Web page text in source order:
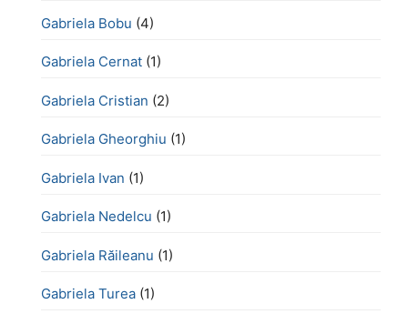
Gabriela Bobu (4)
Gabriela Cernat (1)
Gabriela Cristian (2)
Gabriela Gheorghiu (1)
Gabriela Ivan (1)
Gabriela Nedelcu (1)
Gabriela Răileanu (1)
Gabriela Turea (1)